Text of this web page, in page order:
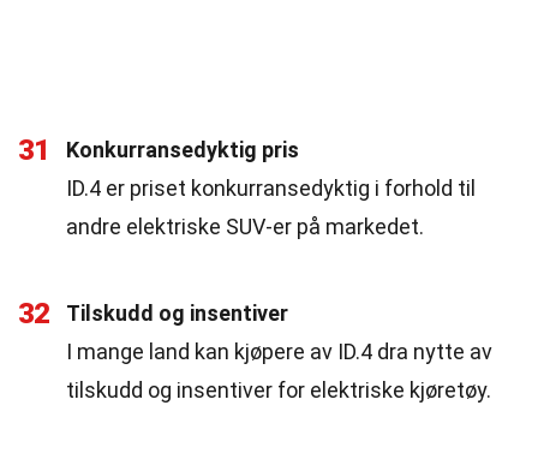
31
Konkurransedyktig pris
ID.4 er priset konkurransedyktig i forhold til
andre elektriske SUV-er på markedet.
32
Tilskudd og insentiver
I mange land kan kjøpere av ID.4 dra nytte av
tilskudd og insentiver for elektriske kjøretøy.